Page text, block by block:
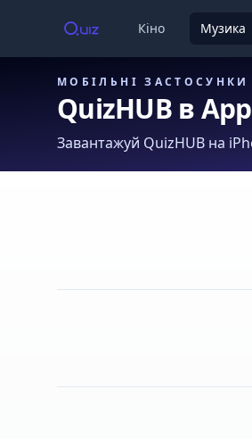
Кіно Музика
МОБІЛЬНІ ЗАСТОСУНКИ
QuizHUB в
Завантажуй QuizHUB на